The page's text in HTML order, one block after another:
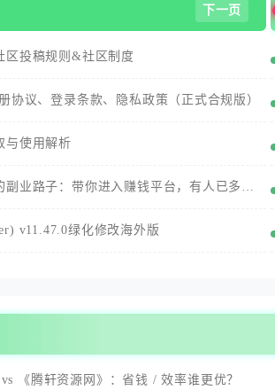
下一页
区投稿规则&社区制度
协议、登录条款、隐私政策（正式合规版）
与使用解析
路子：带你进入赚钱平台，有人已多赚3000+/月
v11.47.0绿化修改海外版
《腾轩资源网》：省钱 / 效率谁更优？